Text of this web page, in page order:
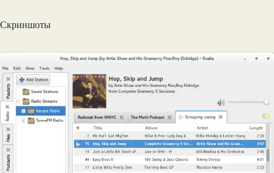
Скриншоты